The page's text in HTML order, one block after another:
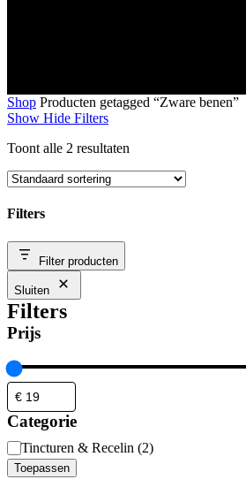
Shop Producten getagged “Zware benen”
Show Hide Filters
Toont alle 2 resultaten
Filters
Close
FiltersFilter producten
Sluiten
Filters
Prijs
Categorie
Categorie
Tincturen & Recelin (2)
Toepassen